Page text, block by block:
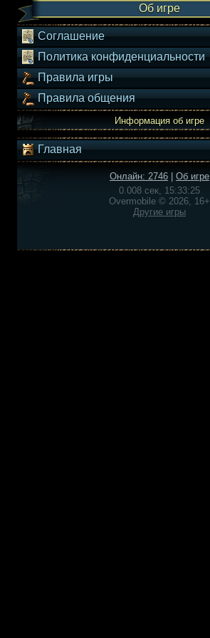
Об игре
Соглашение
Политика конфиденциальности
Правила игры
Правила общения
Информация об игре
Главная
Онлайн: 2746
Об игре
0.008 сек, 15:33:25
Overmobile © 2026, 16+
Другие игры